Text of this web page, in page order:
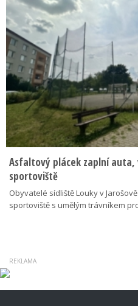
Asfaltový plácek zaplní auta,
sportoviště
Obyvatelé sídliště Louky v
sportoviště s umělým trávníkem